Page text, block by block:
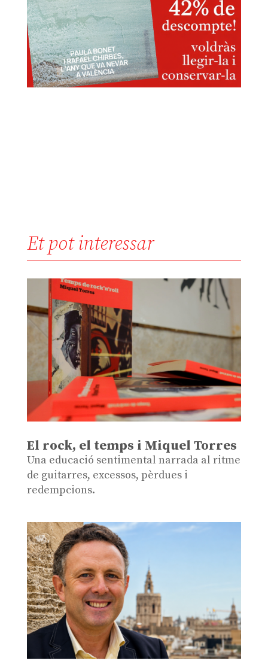
Et pot interessar
El rock, el temps i Miquel Torres
Una educació sentimental narrada al ritme
de guitarres, excessos, pèrdues i
redempcions.